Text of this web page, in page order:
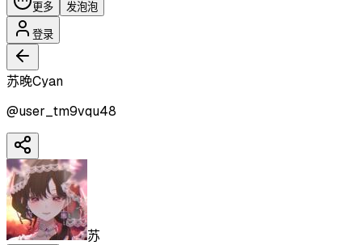
更多 发泡泡
登录
苏晚Cyan
@user_tm9vqu48
苏